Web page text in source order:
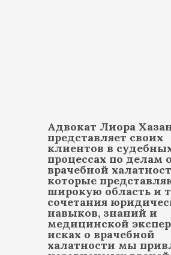
Адвокат Лиора
представляет своих
клиентов в
процессах по делам о
врачебной
которые
широкую область и
сочетания
навыков, знаний и
медицинской
исках о врачебной
халатности мы